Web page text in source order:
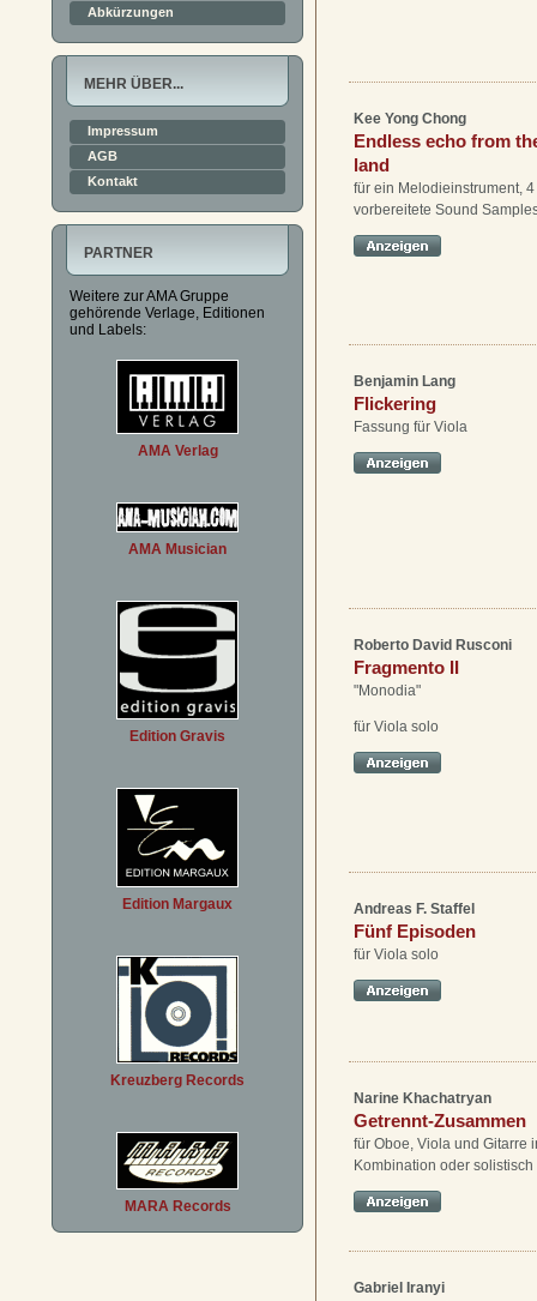
Abkürzungen
MEHR ÜBER...
Impressum
AGB
Kontakt
PARTNER
Weitere zur AMA Gruppe
gehörende Verlage, Editionen
und Labels:
AMA Verlag
AMA Musician
Edition Gravis
Edition Margaux
Kreuzberg Records
MARA Records
Kee Yong Chong
Endless echo from
land
für ein Melodieinstrument,
vorbereitete Sound
Benjamin Lang
Flickering
Fassung für Viola
Roberto David Rusconi
Fragmento II
"Monodia"
für Viola solo
Andreas F. Staffel
Fünf Episoden
für Viola solo
Narine Khachatryan
Getrennt-Zusammen
für Oboe, Viola und Gitarre
Kombination oder solistisch
Gabriel Iranyi